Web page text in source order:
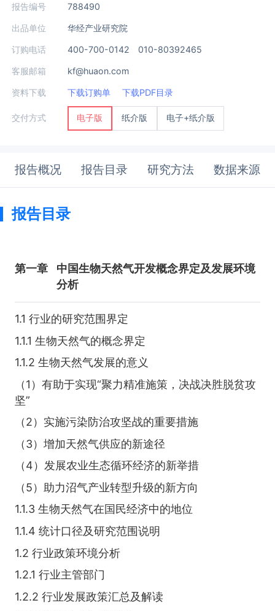
报告编号 788490
出品单位 华经产业研究院
订购电话 400-700-0142 010-80392465
客服邮箱 kf@huaon.com
资料下载 下载订购单 下载PDF目录
交付方式 电子版 纸介版 电子+纸介版
报告概况 报告目录 研究方法 数据来源
报告目录
第一章
中国生物天然气开发概念界定及发展环境
分析
1.1 行业的研究范围界定
1.1.1 生物天然气的概念界定
1.1.2 生物天然气发展的意义
（1）有助于实现“聚力精准施策，决战决胜脱贫攻
坚”
（2）实施污染防治攻坚战的重要措施
（3）增加天然气供应的新途径
（4）发展农业生态循环经济的新举措
（5）助力沼气产业转型升级的新方向
1.1.3 生物天然气在国民经济中的地位
1.1.4 统计口径及研究范围说明
1.2 行业政策环境分析
1.2.1 行业主管部门
1.2.2 行业发展政策汇总及解读